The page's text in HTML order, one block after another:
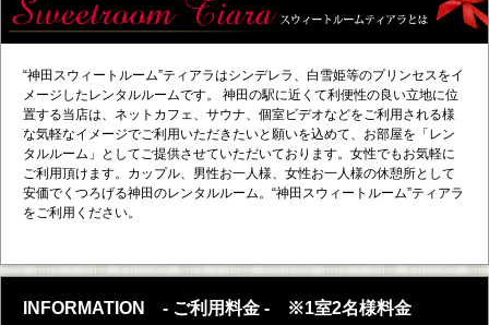
“神田スウィートルーム”ティアラはシンデレラ、白雪姫等のプリンセスをイ
メージしたレンタルルームです。 神田の駅に近くて利便性の良い立地に位
置する当店は、ネットカフェ、サウナ、個室ビデオなどをご利用される様
な気軽なイメージでご利用いただきたいと願いを込めて、お部屋を「レン
タルルーム」としてご提供させていただいております。女性でもお気軽に
ご利用頂けます。カップル、男性お一人様、女性お一人様の休憩所として
安価でくつろげる神田のレンタルルーム。“神田スウィートルーム”ティアラ
をご利用ください。
INFORMATION - ご利用料金 - ※1室2名様料金